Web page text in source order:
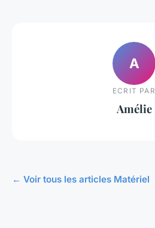
A
ECRIT PAR
Amélie
← Voir tous les articles Matériel